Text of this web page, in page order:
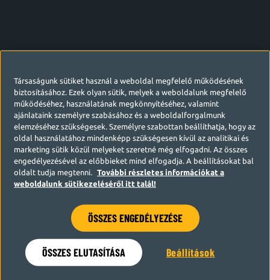
Hamarosan visszatérünk
Társaságunk sütiket használ a weboldal megfelelő működésének
biztosításához. Ezek olyan sütik, melyek a weboldalunk megfelelő
működéséhez, használatának megkönnyítéséhez, valamint
ajánlataink személyre szabásához és a weboldalforgalmunk
elemzéséhez szükségesek. Személyre szabottan beállíthatja, hogy az
oldal használatához mindenképp szükségesen kívül az analitikai és
marketing sütik közül melyeket szeretné még elfogadni. Az összes
engedélyezésével az előbbieket mind elfogadja. A beállításokat bal
oldalt tudja megtenni.
További részletes információkat a
weboldalunk sütikezeléséről itt talál!
ÖSSZES ENGEDÉLYEZÉSE
ÖSSZES ELUTASÍTÁSA Beállítások